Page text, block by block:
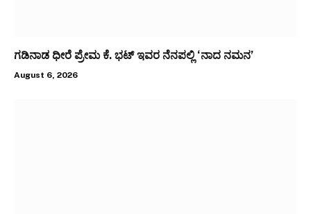
ಗಡಿನಾಡ ಧೀರೆ ಪ್ರೇಮ ಕೆ. ಭಟ್ ಇವರ ನೆನಪಲ್ಲಿ ‘ನಾದ ನಮನ’
August 6, 2026